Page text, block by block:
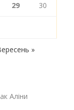
29 30
»
Аліни